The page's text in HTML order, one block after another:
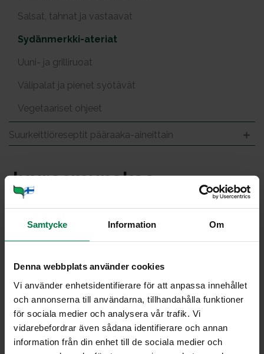
Samtycke Information Om
Denna webbplats använder cookies
Vi använder enhetsidentifierare för att anpassa innehållet
och annonserna till användarna, tillhandahålla funktioner
för sociala medier och analysera vår trafik. Vi
vidarebefordrar även sådana identifierare och annan
information från din enhet till de sociala medier och
Salsat, tahnat ja vastaavat
Sydänmerkki-ateriat
Uuni- ja grilliruoat
Välipalat ja pienet syötävät
Vegetaariset ohjeet
Suurkeittiöreseptit pääraaka-aineittain
Juu­res­mu­na­kas
Ohje
0.05
kg suola
4kg peruna, viipale, kypsä
4kg suikalejuures (porkkana, selleri, purjo, palsternakka),